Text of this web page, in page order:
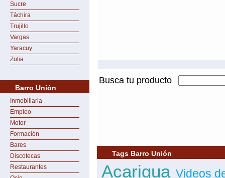
Sucre
Táchira
Trujillo
Vargas
Yaracuy
Zulia
Barro Unión
Inmobiliaria
Empleo
Motor
Formación
Bares
Discotecas
Restaurantes
Busca tu producto
Tags Barro Unión
Acarigua Videos